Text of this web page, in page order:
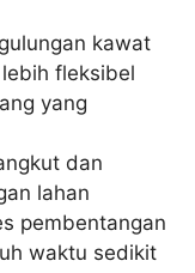
kawat
fleksibel
yang
dan
lahan
pembentangan
waktu sedikit